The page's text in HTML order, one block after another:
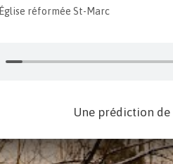
Église réformée St-Marc
Une prédiction de